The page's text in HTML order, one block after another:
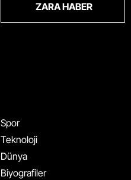
ZARA HABER
Spor
Teknoloji
Dünya
Biyografiler